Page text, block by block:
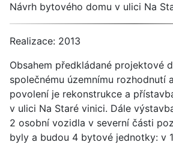
Návrh bytového domu v ulici Na
Realizace: 2013
Obsahem předkládané projektové
společnému územnímu rozhodnutí
povolení je rekonstrukce a
v ulici Na Staré vinici. Dále
2 osobní vozidla v severní části
byly a budou 4 bytové jednotky: v